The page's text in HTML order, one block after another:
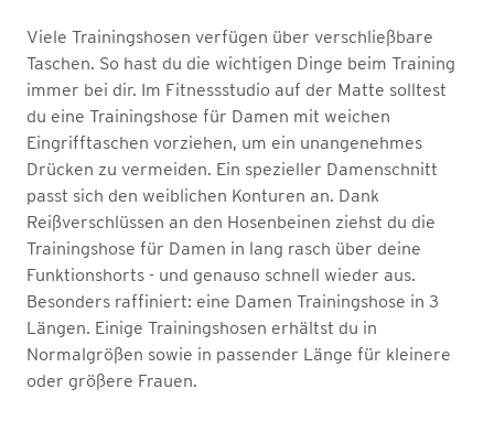
Viele Trainingshosen verfügen über verschließbare
Taschen. So hast du die wichtigen Dinge beim Training
immer bei dir. Im Fitnessstudio auf der Matte solltest
du eine Trainingshose für Damen mit weichen
Eingrifftaschen vorziehen, um ein unangenehmes
Drücken zu vermeiden. Ein spezieller Damenschnitt
passt sich den weiblichen Konturen an. Dank
Reißverschlüssen an den Hosenbeinen ziehst du die
Trainingshose für Damen in lang rasch über deine
Funktionshorts - und genauso schnell wieder aus.
Besonders raffiniert: eine Damen Trainingshose in 3
Längen. Einige Trainingshosen erhältst du in
Normalgrößen sowie in passender Länge für kleinere
oder größere Frauen.